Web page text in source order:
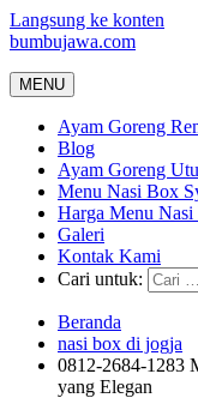
Langsung ke konten
bumbujawa.com
MENU
Ayam Goreng
Blog
Ayam Goreng
Menu Nasi Box
Harga Menu
Galeri
Kontak Kami
Cari untuk:
Beranda
nasi box di jogja
0812-2684-1283
yang Elegan